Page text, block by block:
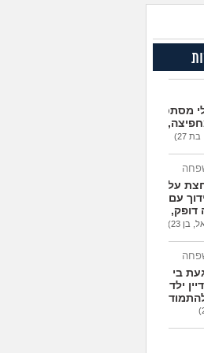
4
עצות
מסתכל
מה
27)
עליי
עם כל
מה
בן 23)
בי כי
ילדים